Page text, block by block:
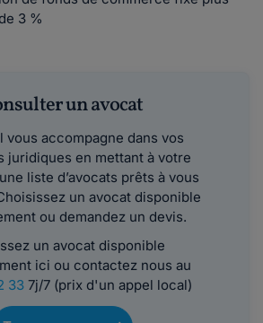
3 %
un avocat
vous accompagne dans vos
juridiques en mettant à votre
liste d’avocats prêts à vous
un avocat disponible
ou demandez un devis.
un avocat disponible
ici ou contactez nous au
337j/7 (prix d'un appel local)